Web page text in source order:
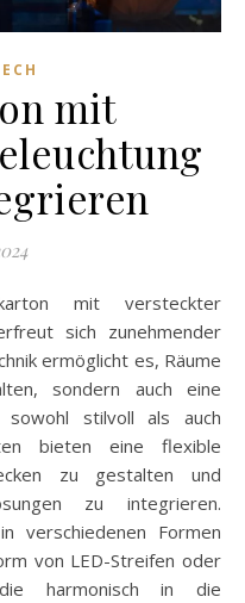
mit
sich zunehmender
ermöglicht es, Räume
sondern auch eine
stilvoll als auch
bieten eine flexible
zu gestalten und
zu integrieren.
verschiedenen Formen
von LED-Streifen oder
die harmonisch in die